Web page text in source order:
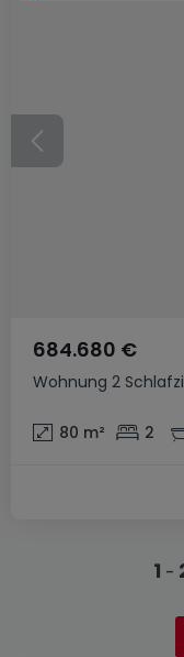
Wohnung 2
684.680 €
80 m² 2
1 -